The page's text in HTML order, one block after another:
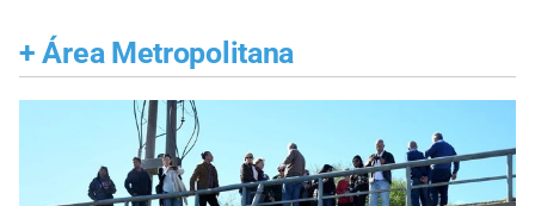
+ Área Metropolitana